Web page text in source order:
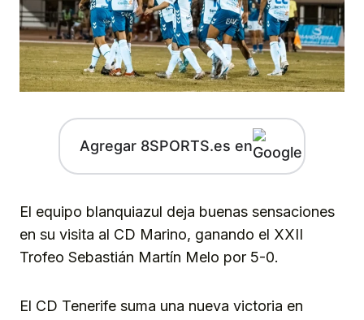
Agregar 8SPORTS.es en
El equipo blanquiazul deja buenas sensaciones
en su visita al CD Marino, ganando el XXII
Trofeo Sebastián Martín Melo por 5-0.
El CD Tenerife suma una nueva victoria en